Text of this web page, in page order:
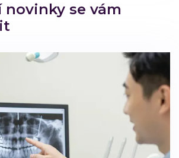
novinky se vám